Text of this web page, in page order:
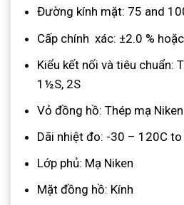
Đường kính mặt: 75 and
Cấp chính xác: ±2.0 %
Kiểu kết nối và tiêu chuẩn:
1½S, 2S
Vỏ đồng hồ: Thép mạ Niken
Dãi nhiệt đo: -30 – 120C
Lớp phủ: Mạ Niken
Mặt đồng hồ: Kính